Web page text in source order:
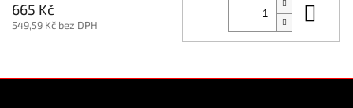
665 Kč
549,59 Kč bez DPH